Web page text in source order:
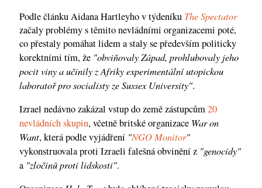
Podle článku Aidana Hartleyho v týdeníku The Spectator
začaly problémy s těmito nevládními organizacemi poté,
co přestaly pomáhat lidem a staly se především politicky
korektními tím, že "obviňovaly Západ, prohlubovaly jeho
pocit viny a učinily z Afriky experimentální utopickou
laboratoř pro socialisty ze Sussex University".
Izrael nedávno zakázal vstup do země zástupcům20
nevládních skupin, včetně britské organizace War on
Want, která podle vyjádření "NGO Monitor"
vykonstruovala proti Izraeli falešná obvinění z "genocidy"
a "zločinů proti lidskosti".